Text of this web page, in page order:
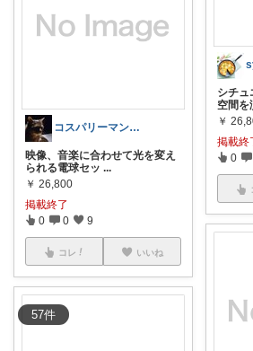
57件
コスパリーマン 販売期間前商品多数‼️
映像、音楽に合わせて光を変え
られる電球セッ ...
￥ 26,800
掲載終了
0 0 9
コレ いいね
シチュ
空間を
￥
掲載終
0